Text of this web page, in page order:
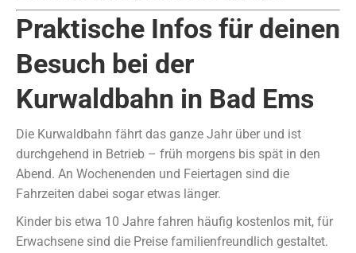
Praktische Infos für deinen
Besuch bei der
Kurwaldbahn in Bad Ems
Die Kurwaldbahn fährt das ganze Jahr über und ist
durchgehend in Betrieb – früh morgens bis spät in den
Abend. An Wochenenden und Feiertagen sind die
Fahrzeiten dabei sogar etwas länger.
Kinder bis etwa 10 Jahre fahren häufig kostenlos mit, für
Erwachsene sind die Preise familienfreundlich gestaltet.